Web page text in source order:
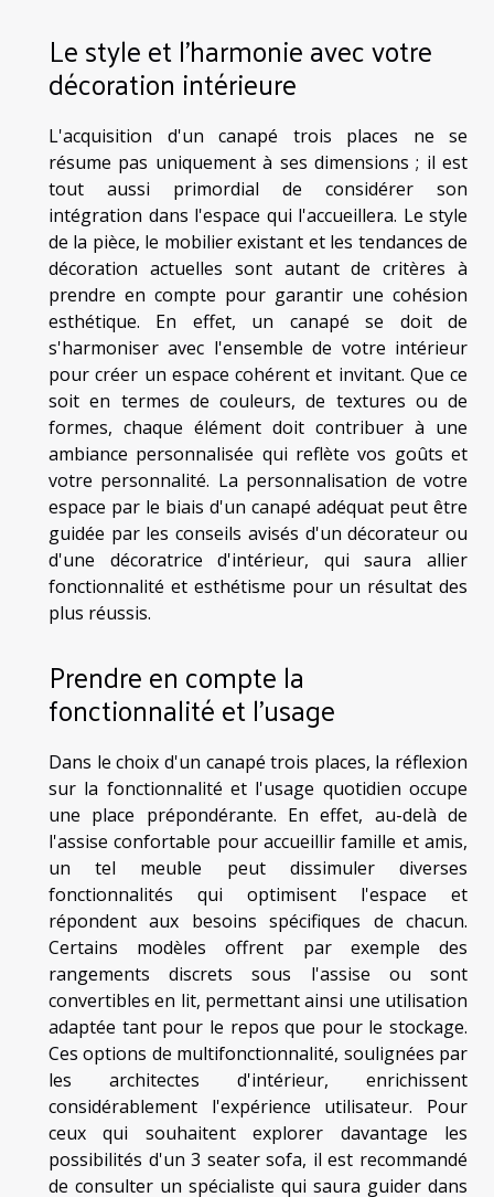
Le style et l'harmonie avec votre
décoration intérieure
L'acquisition d'un canapé trois places ne se
résume pas uniquement à ses dimensions ; il est
tout aussi primordial de considérer son
intégration dans l'espace qui l'accueillera. Le style
de la pièce, le mobilier existant et les tendances de
décoration actuelles sont autant de critères à
prendre en compte pour garantir une cohésion
esthétique. En effet, un canapé se doit de
s'harmoniser avec l'ensemble de votre intérieur
pour créer un espace cohérent et invitant. Que ce
soit en termes de couleurs, de textures ou de
formes, chaque élément doit contribuer à une
ambiance personnalisée qui reflète vos goûts et
votre personnalité. La personnalisation de votre
espace par le biais d'un canapé adéquat peut être
guidée par les conseils avisés d'un décorateur ou
d'une décoratrice d'intérieur, qui saura allier
fonctionnalité et esthétisme pour un résultat des
plus réussis.
Prendre en compte la
fonctionnalité et l'usage
Dans le choix d'un canapé trois places, la réflexion
sur la fonctionnalité et l'usage quotidien occupe
une place prépondérante. En effet, au-delà de
l'assise confortable pour accueillir famille et amis,
un tel meuble peut dissimuler diverses
fonctionnalités qui optimisent l'espace et
répondent aux besoins spécifiques de chacun.
Certains modèles offrent par exemple des
rangements discrets sous l'assise ou sont
convertibles en lit, permettant ainsi une utilisation
adaptée tant pour le repos que pour le stockage.
Ces options de multifonctionnalité, soulignées par
les architectes d'intérieur, enrichissent
considérablement l'expérience utilisateur. Pour
ceux qui souhaitent explorer davantage les
possibilités d'un 3 seater sofa, il est recommandé
de consulter un spécialiste qui saura guider dans